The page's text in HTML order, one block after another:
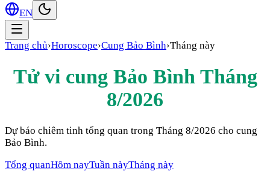
EN
Trang chủ›Horoscope›Cung Bảo Bình›Tháng này
Tử vi cung Bảo Bình Tháng
8/2026
Dự báo chiêm tinh tổng quan trong Tháng 8/2026 cho cung
Bảo Bình.
Tổng quanHôm nayTuần nàyTháng này